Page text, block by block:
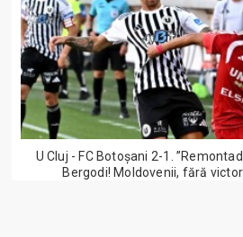
U Cluj - FC Botoșani 2-1.
Bergodi! Moldovenii, fără